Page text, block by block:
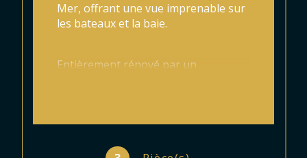
Mer, offrant une vue imprenable sur
les bateaux et la baie.
Entièrement rénové par un
L'appartement se compose d'une